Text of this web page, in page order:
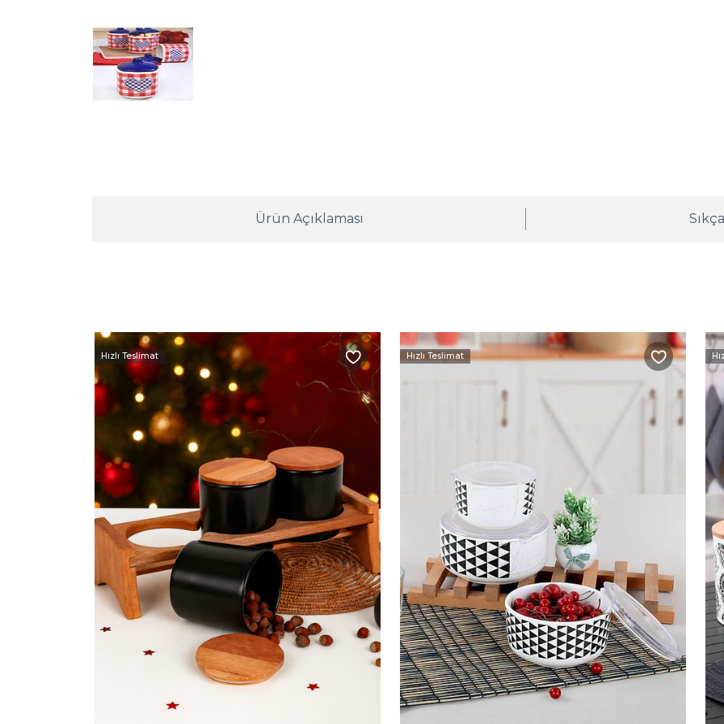
Ürün Açıklaması
Hızlı Teslimat Hızlı Teslimat